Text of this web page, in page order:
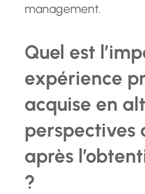
management.
Quel est
expérience
acquise en
perspectives
après
?